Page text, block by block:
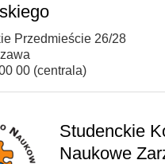
Przedmieście 26/28
00 (centrala)
Studenckie
Naukowe